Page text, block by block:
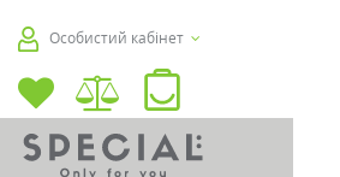
Особистий кабінет